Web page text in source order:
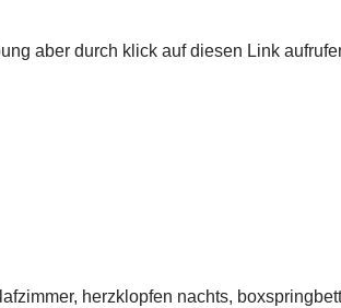
aber durch klick auf diesen Link
herzklopfen nachts,